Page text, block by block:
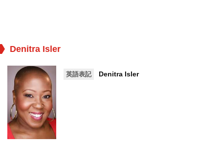
Denitra Isler
英語表記 Denitra Isler